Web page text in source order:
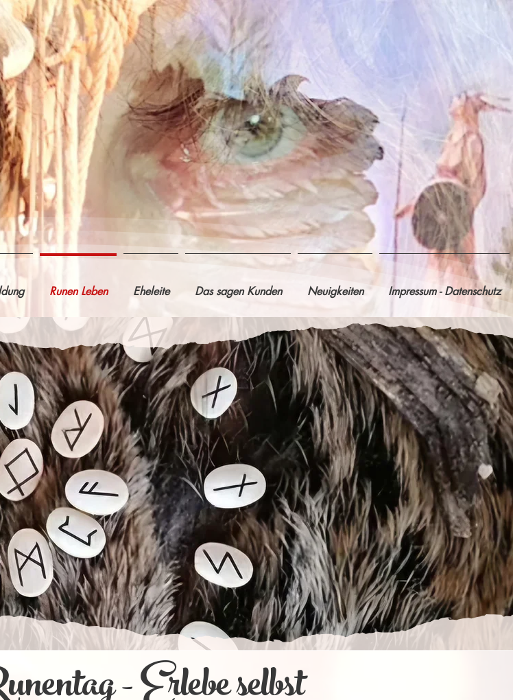
Runen Leben Eheleite Das sagen Kunden Neuigkeiten Impressum - Datenschutz